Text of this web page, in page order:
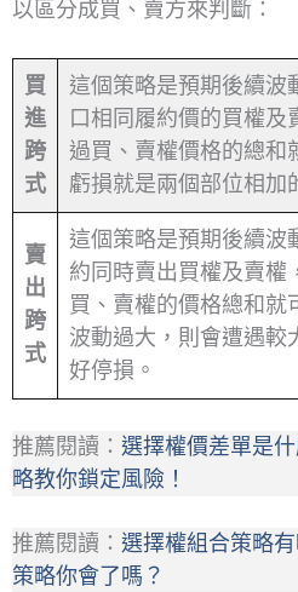
以區分成買、賣方來判斷：
買
進
跨
式
這個策略是預期後續波
口相同履約價的買權及
過買、賣權價格的總和
虧損就是兩個部位相加
賣
出
跨
式
這個策略是預期後續波
約同時賣出買權及賣權
買、賣權的價格總和就
波動過大，則會遭遇較
好停損。
推薦閱讀： 選擇權價差單是
略教你鎖定風險！
推薦閱讀： 選擇權組合策略
策略你會了嗎？